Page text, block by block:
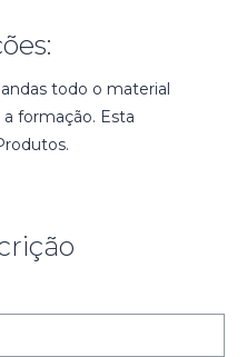
todo o material
formação. Esta